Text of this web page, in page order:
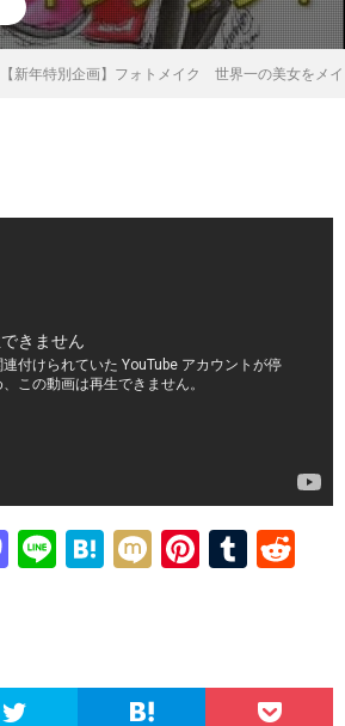
【新年特別企画】フォトメイク 世界一の美女を
M
o
Li H
a
M Pi
t
T
r
t